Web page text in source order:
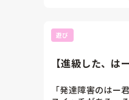
そこを考えた時今
とって大切なこと
遊び
【進級した、は
「発達障害のはー